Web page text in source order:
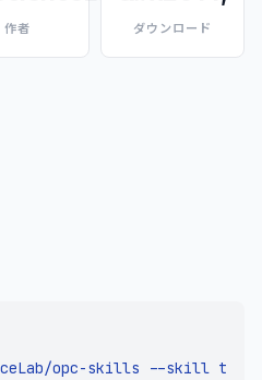
作者 ダウンロード
opc-skills --skill t